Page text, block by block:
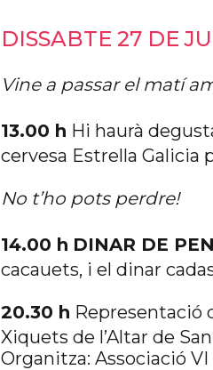
DISSABTE 27 DE
Vine a passar el matí
13.00 h Hi haurà
cervesa Estrella Galicia
No t’ho pots perdre!
14.00 h DINAR DE
cacauets, i el dinar
20.30 h Representació
Xiquets de l’Altar de
Organitza: Associació